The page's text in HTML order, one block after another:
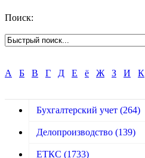
Поиск:
А Б В Г Д Е ё Ж З И К
Бухгалтерский учет (264)
Делопроизводство (139)
ЕТКС (1733)